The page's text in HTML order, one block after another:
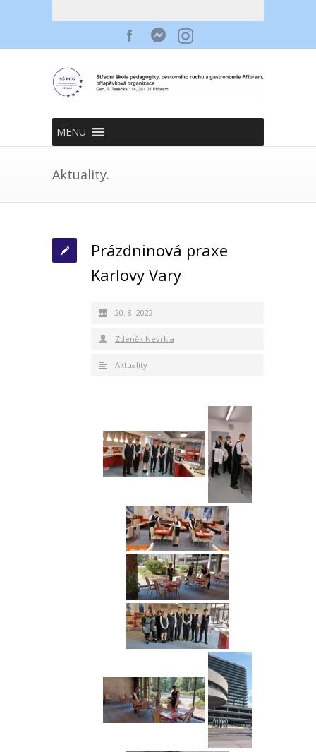
MENU
Aktuality.
Prázdninová praxe
Karlovy Vary
20. 8. 2022
Zdeněk Nevrkla
Aktuality